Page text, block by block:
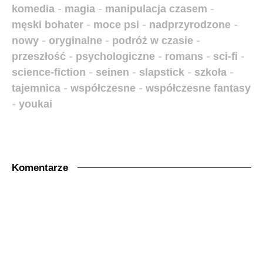
komedia - magia - manipulacja czasem -
męski bohater - moce psi - nadprzyrodzone -
nowy - oryginalne - podróż w czasie -
przeszłość - psychologiczne - romans - sci-fi -
science-fiction - seinen - slapstick - szkoła -
tajemnica - współczesne - współczesne fantasy
- youkai
Komentarze